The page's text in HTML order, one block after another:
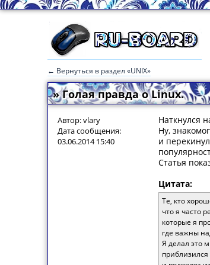
← Вернуться в раздел «UNIX»
» Голая правда о Linux.
Автор: vlary
Дата сообщения:
03.06.2014 15:40
Наткнулся
Ну,
и
Статья
Цитата:
Те, кто
что я часто
которые я
где важны
Я делал это
приблизился